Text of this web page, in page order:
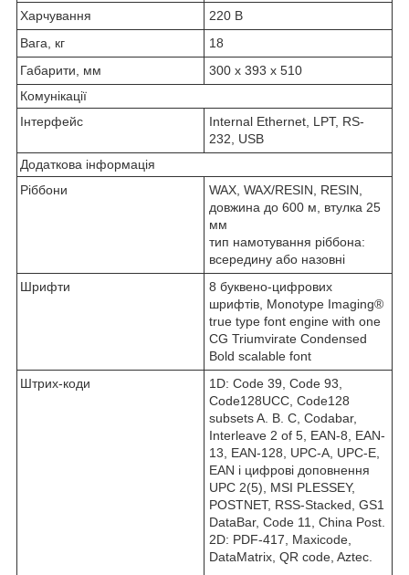
Харчування
220 В
Вага, кг
18
Габарити, мм
300 x 393 x 510
Комунікації
Інтерфейс
Internal Ethernet, LPT, RS-
232, USB
Додаткова інформація
Ріббони
WAX, WAX/RESIN, RESIN,
довжина до 600 м, втулка 25
мм
тип намотування ріббона:
всередину або назовні
Шрифти
8 буквено-цифрових
шрифтів, Monotype Imaging®
true type font engine with one
CG Triumvirate Condensed
Bold scalable font
Штрих-коди
1D: Code 39, Code 93,
Code128UCC, Code128
subsets A. B. C, Codabar,
Interleave 2 of 5, EAN-8, EAN-
13, EAN-128, UPC-A, UPC-E,
EAN і цифрові доповнення
UPC 2(5), MSI PLESSEY,
POSTNET, RSS-Stacked, GS1
DataBar, Code 11, China Post.
2D: PDF-417, Maxicode,
DataMatrix, QR code, Aztec.